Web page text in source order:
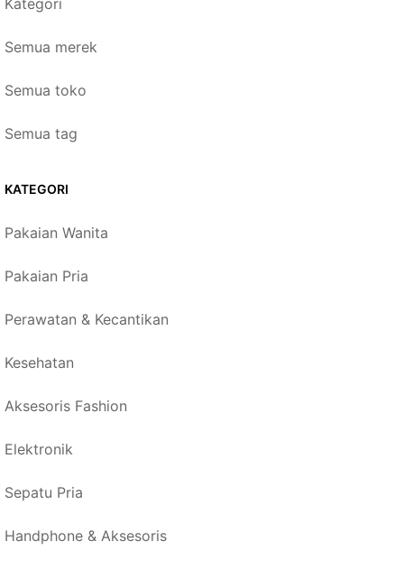
Kategori
Semua merek
Semua toko
Semua tag
KATEGORI
Pakaian Wanita
Pakaian Pria
Perawatan & Kecantikan
Kesehatan
Aksesoris Fashion
Elektronik
Sepatu Pria
Handphone & Aksesoris